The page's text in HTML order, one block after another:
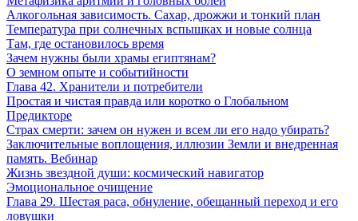
Алкогольная зависимость. Сахар, дрожжи и тонкий план
Температура при солнечных вспышках и новые солнца
Там, где остановилось время
Зачем нужны были храмы египтянам?
О земном опыте и событийности
Глава 42. Хранители и потребители
Простая и чистая правда или коротко о Глобальном
Предикторе
Страх смерти: зачем он нужен и всем ли его надо убирать?
Заключительные воплощения, иллюзии Земли и внедренная
память. Вебинар
Жизнь звездной души: космический навигатор
Эмоциональное очищение
Глава 29. Шестая раса, обнуление, обещанный переход и его
ловушки